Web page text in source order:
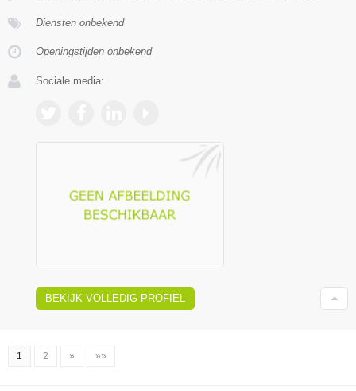
Diensten onbekend
Openingstijden onbekend
Sociale media:
BEKIJK VOLLEDIG PROFIEL
1 2 » »»